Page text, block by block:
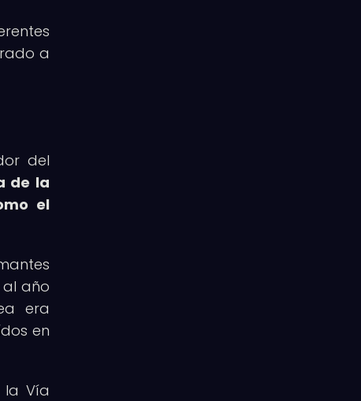
a
del
de la
el
al año
era
en
la Vía